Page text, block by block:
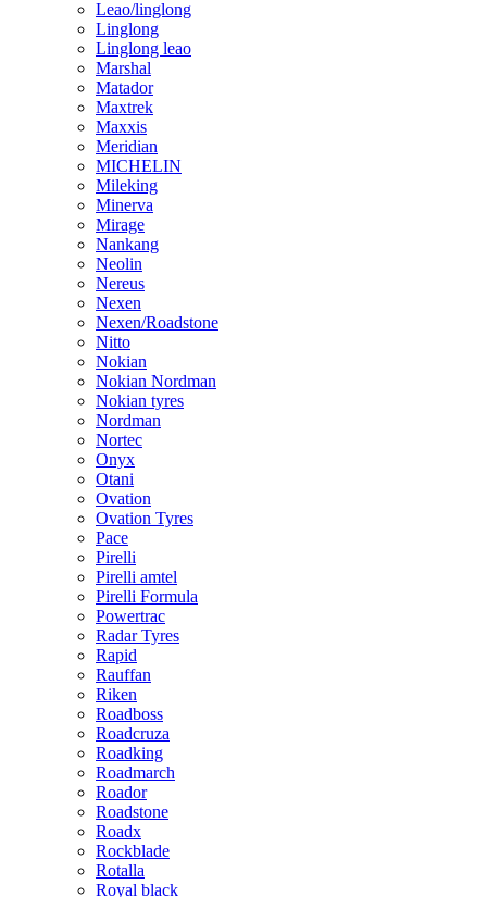
Leao/linglong
Linglong
Linglong leao
Marshal
Matador
Maxtrek
Maxxis
Meridian
MICHELIN
Mileking
Minerva
Mirage
Nankang
Neolin
Nereus
Nexen
Nexen/Roadstone
Nitto
Nokian
Nokian Nordman
Nokian tyres
Nordman
Nortec
Onyx
Otani
Ovation
Ovation Tyres
Pace
Pirelli
Pirelli amtel
Pirelli Formula
Powertrac
Radar Tyres
Rapid
Rauffan
Riken
Roadboss
Roadcruza
Roadking
Roadmarch
Roador
Roadstone
Roadx
Rockblade
Rotalla
Royal black